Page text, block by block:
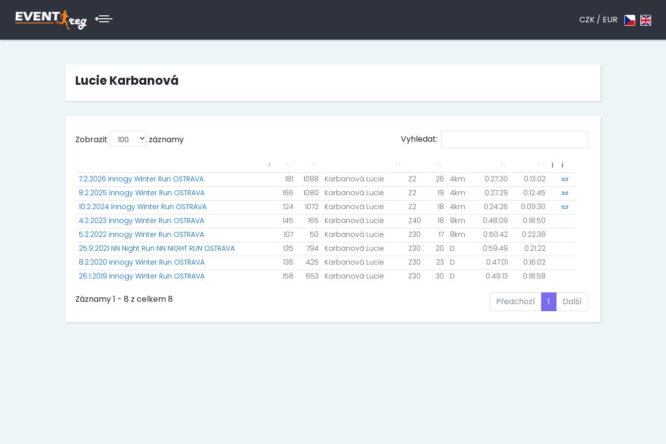
CZK / EUR
Lucie Karbanová
Zobrazit záznamy Vyhledat:
ℹ
ℹ
7.2.2026 innogy Winter Run OSTRAVA
181 1088 Karbanová Lucie Z2 26 4km 0:27:30 0:13:02
📜
8.2.2025 innogy Winter Run OSTRAVA
166 1080 Karbanová Lucie Z2 19 4km 0:27:29 0:12:45
📜
10.2.2024 innogy Winter Run OSTRAVA
124 1072 Karbanová Lucie Z2 18 4km 0:24:26 0:09:30
📜
4.2.2023 innogy Winter Run OSTRAVA
145 165 Karbanová Lucie Z40 18 8km 0:48:09
0:18:50
5.2.2022 innogy Winter Run OSTRAVA
107 50 Karbanová Lucie Z30 17 8km 0:50:42
0:22:38
25.9.2021 NN Night Run NN NIGHT RUN OSTRAVA
135 794 Karbanová Lucie Z30 20 D 0:59:49
0:21:22
8.2.2020 innogy Winter Run OSTRAVA
136 425 Karbanová Lucie Z30 23 D 0:47:01
0:16:02
26.1.2019 innogy Winter Run OSTRAVA
158 653 Karbanová Lucie Z30 30 D 0:49:13 0:18:58
Záznamy 1 - 8 z celkem 8 Předchozí 1 Další